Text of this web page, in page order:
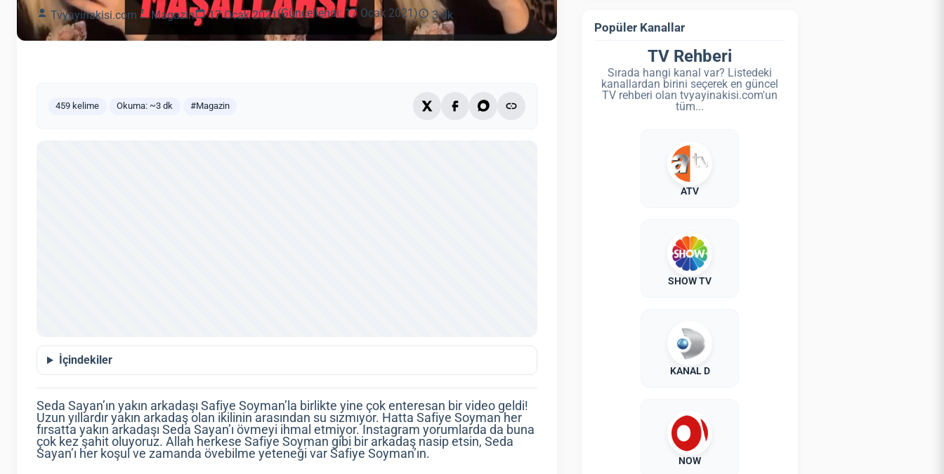
Tvyayinakisi.com Magazin 17 Ocak 2021(Güncellendi: 17 Ocak 2021) 3 dk
459 kelime Okuma: ~3 dk #Magazin
İçindekiler
Seda Sayan’ın yakın arkadaşı Safiye Soyman’la birlikte yine çok enteresan bir video geldi!
Uzun yıllardır yakın arkadaş olan ikilinin arasından su sızmıyor. Hatta Safiye Soyman her
fırsatta yakın arkadaşı Seda Sayan’ı övmeyi ihmal etmiyor. Instagram yorumlarda da buna
çok kez şahit oluyoruz. Allah herkese Safiye Soyman gibi bir arkadaş nasip etsin, Seda
Sayan’ı her koşul ve zamanda övebilme yeteneği var Safiye Soyman’ın.
Popüler Kanallar
TV Rehberi
Sırada hangi kanal var? Listedeki
kanallardan birini seçerek en güncel
TV rehberi olan tvyayinakisi.com'un
tüm...
ATV
SHOW TV
KANAL D
NOW